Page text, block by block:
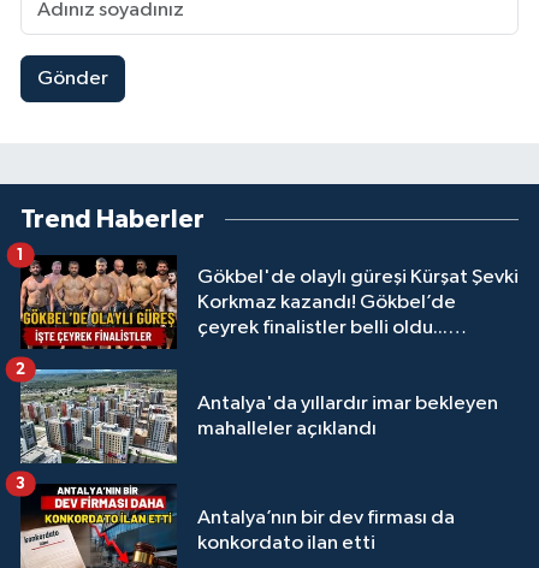
Gönder
Trend Haberler
Gökbel'de olaylı güreşi Kürşat Şevki
Korkmaz kazandı! Gökbel’de
çeyrek finalistler belli oldu...
1
Antalya'da yıllardır imar bekleyen
mahalleler açıklandı
2
Antalya’nın bir dev firması da
konkordato ilan etti
3